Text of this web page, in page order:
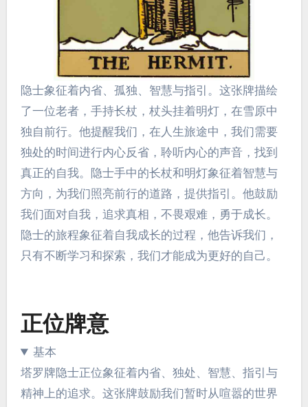
隐士象征着内省、孤独、智慧与指引。这张牌描绘
了一位老者，手持长杖，杖头挂着明灯，在雪原中
独自前行。他提醒我们，在人生旅途中，我们需要
独处的时间进行内心反省，聆听内心的声音，找到
真正的自我。隐士手中的长杖和明灯象征着智慧与
方向，为我们照亮前行的道路，提供指引。他鼓励
我们面对自我，追求真相，不畏艰难，勇于成长。
隐士的旅程象征着自我成长的过程，他告诉我们，
只有不断学习和探索，我们才能成为更好的自己。
正位牌意
基本
塔罗牌隐士正位象征着内省、独处、智慧、指引与
精神上的追求。这张牌鼓励我们暂时从喧嚣的世界